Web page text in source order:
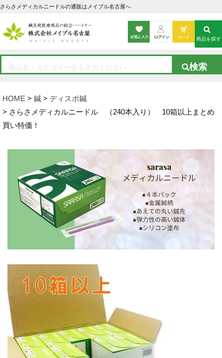
さらさメディカルニードルの通販はメイプル名古屋へ
HOME 鍼
ディスポ鍼
さらさメディカルニードル （240本入り） 10箱以上まとめ
買い特価！
商品を探す